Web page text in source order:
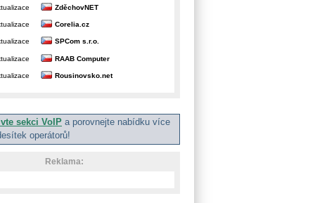
ZděchovNET
Corelia.cz
SPCom s.r.o.
RAAB Computer
Rousinovsko.net
sekci VoIP a porovnejte nabídku více
operátorů!
Reklama: